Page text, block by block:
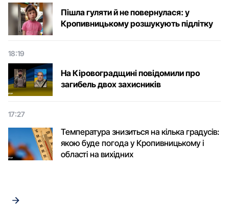
Пішла гуляти й не повернулася: у
Кропивницькому розшукують підлітку
18:19
На Кіровоградщині повідомили про
загибель двох захисників
17:27
Температура знизиться на кілька градусів:
якою буде погода у Кропивницькому і
області на вихідних